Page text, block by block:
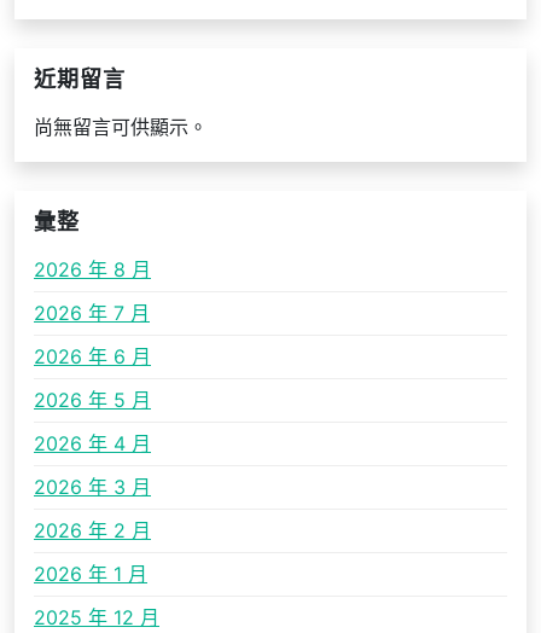
近期留言
尚無留言可供顯示。
彙整
2026 年 8 月
2026 年 7 月
2026 年 6 月
2026 年 5 月
2026 年 4 月
2026 年 3 月
2026 年 2 月
2026 年 1 月
2025 年 12 月